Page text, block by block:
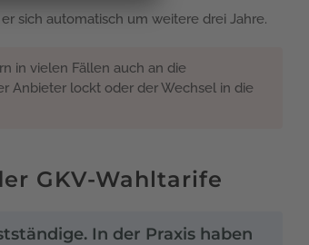
sich automatisch um weitere drei Jahre.
in vielen Fällen auch an die
Anbieter lockt oder der Wechsel in die
GKV-Wahltarife
In der Praxis haben